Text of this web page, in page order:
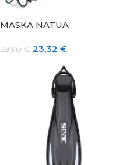
MASKA NATUA
29,90€ 23,32 €